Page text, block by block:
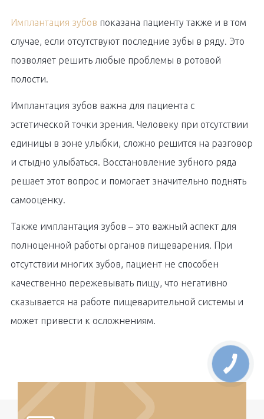
Имплантация зубов показана пациенту также и в том
случае, если отсутствуют последние зубы в ряду. Это
позволяет решить любые проблемы в ротовой
полости.
Имплантация зубов важна для пациента с
эстетической точки зрения. Человеку при отсутствии
единицы в зоне улыбки, сложно решится на разговор
и стыдно улыбаться. Восстановление зубного ряда
решает этот вопрос и помогает значительно поднять
самооценку.
Также имплантация зубов – это важный аспект для
полноценной работы органов пищеварения. При
отсутствии многих зубов, пациент не способен
качественно пережевывать пищу, что негативно
сказывается на работе пищеварительной системы и
может привести к осложнениям.